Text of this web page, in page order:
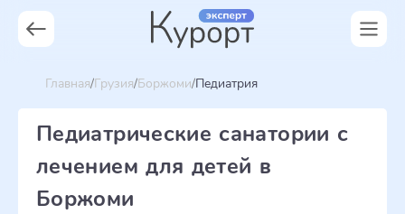
Главная Грузия Боржоми Педиатрия
Педиатрические санатории с
лечением для детей в
Боржоми